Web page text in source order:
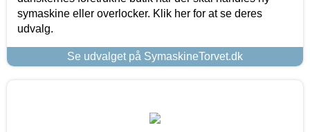
symaskine eller overlocker. Klik her for at se deres
udvalg.
Se udvalget på SymaskineTorvet.dk